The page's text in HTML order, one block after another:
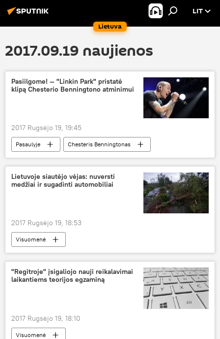
Lietuva
LIT
2017.09.19 naujienos
Pasiilgome! — "Linkin Park" pristatė
klipą Chesterio Benningtono atminimui
2017 Rugsėjo 19, 19:45
Pasaulyje
Chesteris Benningtonas
Linkin Park
vaizdo klipas
Lietuvoje siautėjo vėjas: nuversti
medžiai ir sugadinti automobiliai
2017 Rugsėjo 19, 18:53
Visuomenė
Priešgaisrinės apsaugos ir gelbėjimo departamentas
sustiprės vėjas
"Regitroje" įsigaliojo nauji reikalavimai
laikantiems teorijos egzaminą
2017 Rugsėjo 19, 18:10
Visuomenė